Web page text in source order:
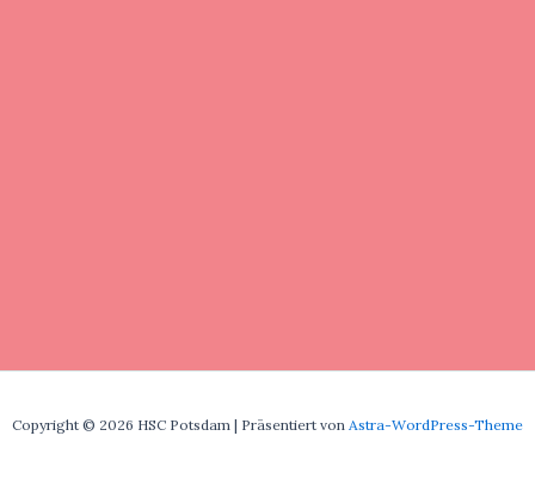
Copyright © 2026 HSC Potsdam | Präsentiert von Astra-WordPress-Theme